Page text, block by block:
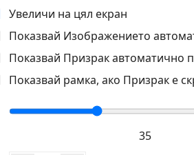
Увеличи на цял екран
Показвай Изображението
Показвай Призрак автоматично
Показвай рамка, ако Призрак е